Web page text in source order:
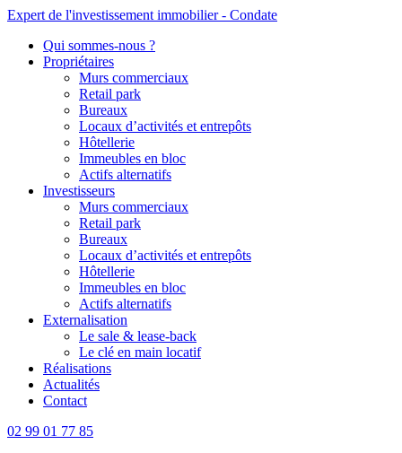
Expert de l'investissement immobilier - Condate
Qui sommes-nous ?
Propriétaires
Murs commerciaux
Retail park
Bureaux
Locaux d’activités et entrepôts
Hôtellerie
Immeubles en bloc
Actifs alternatifs
Investisseurs
Murs commerciaux
Retail park
Bureaux
Locaux d’activités et entrepôts
Hôtellerie
Immeubles en bloc
Actifs alternatifs
Externalisation
Le sale & lease-back
Le clé en main locatif
Réalisations
Actualités
Contact
02 99 01 77 85